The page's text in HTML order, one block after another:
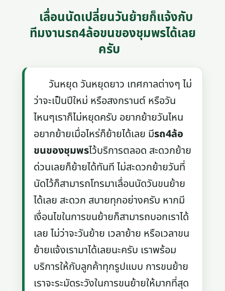
เลื่อนนัดเปลี่ยนวันย้ายก็แจ้งกับ
ทีมงานรถ4ล้อขนของชุมพรได้เลย
ครับ
วันหยุด วันหยุดยาว เทศกาลต่างๆ ไม่
ว่าจะเป็นปีใหม่ หรือสงกรานต์ หรือวัน
ไหนๆเราก็ไม่หยุดครับ อยากย้ายวันไหน
อยากย้ายเมื่อไหร่ก็ย้ายได้เลย มีรถ4ล้อ
ขนของชุมพรไว้บริการตลอด สะดวกย้าย
ด่วนเลยก็ย้ายได้ทันที ไม่สะดวกย้ายวันที่
นัดไว้ก็สามารถโทรมาเลื่อนนัดวันขนย้าย
ได้เลย สะดวก สบายทุกอย่างครับ หากมี
เงื่อนไขในการขนย้ายก็สามารถบอกเราได้
เลย ไม่ว่าจะวันย้าย เวลาย้าย หรือเวลาขน
ย้ายแจ้งเรามาได้เลยนะครับ เราพร้อม
บริการให้กับลูกค้าทุกรูปแบบ การขนย้าย
เราจะระมัดระวังในการขนย้ายให้มากที่สุด